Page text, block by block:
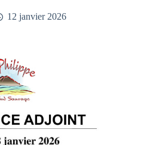
12 janvier 2026